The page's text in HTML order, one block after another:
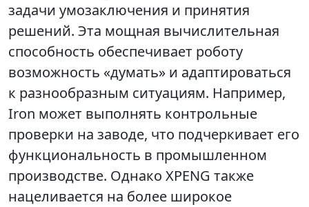
задачи умозаключения и принятия
решений. Эта мощная вычислительная
способность обеспечивает роботу
возможность «думать» и адаптироваться
к разнообразным ситуациям. Например,
Iron может выполнять контрольные
проверки на заводе, что подчеркивает его
функциональность в промышленном
производстве. Однако XPENG также
нацеливается на более широкое